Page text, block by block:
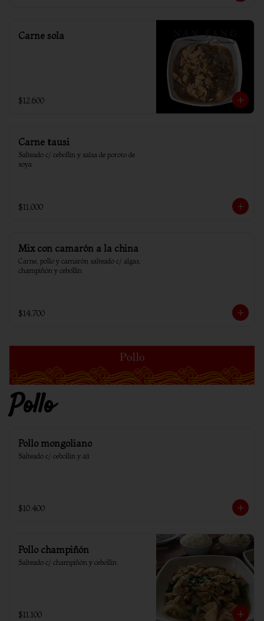
Carne sola
$12.600
Carne tausi
Salteado c/ cebollin y salsa de poroto de
soya
$11.000
Mix con camarón a la china
Carne, pollo y camarón salteado c/ algas,
champiñón y cebollín
$14.700
Pollo
Pollo mongoliano
Salteado c/ cebollin y aji
$10.400
Pollo champiñón
Salteado c/ champiñón y cebollín
$11.100